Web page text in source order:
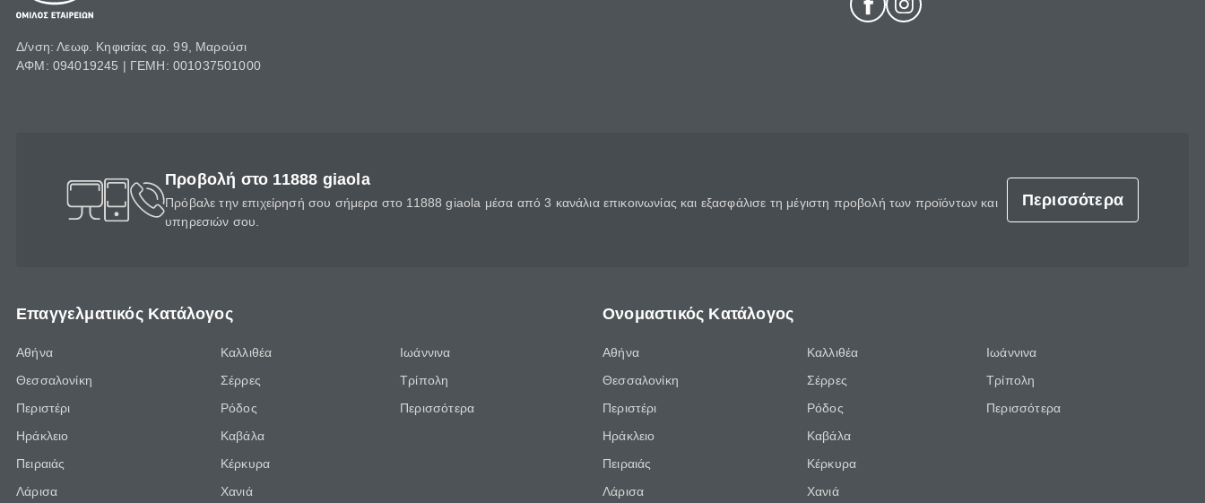
Δ/νση: Λεωφ. Κηφισίας αρ. 99, Μαρούσι
ΑΦΜ: 094019245 | ΓΕΜΗ: 001037501000
Προβολή στο 11888 giaola
Πρόβαλε την επιχείρησή σου σήμερα στο 11888 giaola μέσα από 3 κανάλια επικοινωνίας και εξασφάλισε τη μέγιστη προβολή των προϊόντων και
υπηρεσιών σου.
Περισσότερα
Επαγγελματικός Κατάλογος
Αθήνα
Θεσσαλονίκη
Περιστέρι
Ηράκλειο
Πειραιάς
Λάρισα
Καλλιθέα
Σέρρες
Ρόδος
Καβάλα
Κέρκυρα
Χανιά
Ιωάννινα
Τρίπολη
Περισσότερα
Ονομαστικός Κατάλογος
Αθήνα
Θεσσαλονίκη
Περιστέρι
Ηράκλειο
Πειραιάς
Λάρισα
Καλλιθέα
Σέρρες
Ρόδος
Καβάλα
Κέρκυρα
Χανιά
Ιωάννινα
Τρίπολη
Περισσότερα